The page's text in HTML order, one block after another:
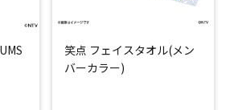
笑点 フェイスタオル(メン
バーカラー)